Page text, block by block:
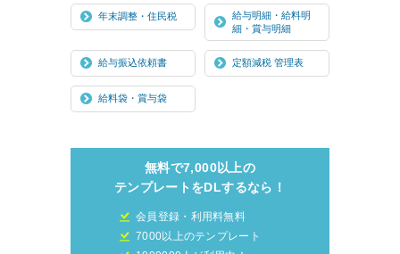
年末調整・住民税
給与明細・給料明
細・賞与明細
給与振込依頼書 定額減税 管理表
給料袋・賞与袋
無料で7,000以上の
テンプレートをDLするなら！
会員登録・利用料無料
7000以上のテンプレート